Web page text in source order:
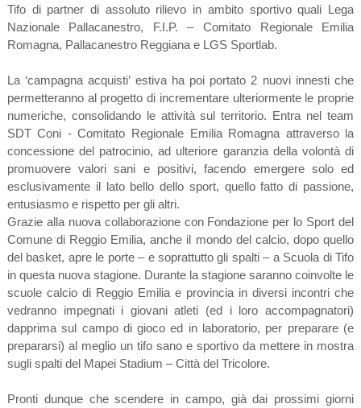
Tifo di partner di assoluto rilievo in ambito sportivo quali Lega
Nazionale Pallacanestro, F.I.P. – Comitato Regionale Emilia
Romagna, Pallacanestro Reggiana e LGS Sportlab.
La ‘campagna acquisti’ estiva ha poi portato 2 nuovi innesti che
permetteranno al progetto di incrementare ulteriormente le proprie
numeriche, consolidando le attività sul territorio. Entra nel team
SDT Coni - Comitato Regionale Emilia Romagna attraverso la
concessione del patrocinio, ad ulteriore garanzia della volontà di
promuovere valori sani e positivi, facendo emergere solo ed
esclusivamente il lato bello dello sport, quello fatto di passione,
entusiasmo e rispetto per gli altri.
Grazie alla nuova collaborazione con Fondazione per lo Sport del
Comune di Reggio Emilia, anche il mondo del calcio, dopo quello
del basket, apre le porte – e soprattutto gli spalti – a Scuola di Tifo
in questa nuova stagione. Durante la stagione saranno coinvolte le
scuole calcio di Reggio Emilia e provincia in diversi incontri che
vedranno impegnati i giovani atleti (ed i loro accompagnatori)
dapprima sul campo di gioco ed in laboratorio, per preparare (e
prepararsi) al meglio un tifo sano e sportivo da mettere in mostra
sugli spalti del Mapei Stadium – Città del Tricolore.
Pronti dunque che scendere in campo, già dai prossimi giorni